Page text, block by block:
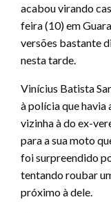
acabou virando
feira (10) em
versões bastante
nesta tarde.
Vinícius Batista
à polícia que havia
vizinha à do ex-
para a sua moto
foi surpreendido
tentando roubar
próximo à dele.